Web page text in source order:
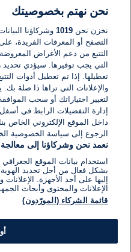
لا توجد تعليقات مكتوبة
اكتب تعليقًا جديدًا ...
نحن نهتم بخصوصيتك
نخزن نحن1019 وشركاؤنا
التصفح أو المعرفات الفريدة،
التتبع من دعم الأغراض المعروضة
التي يجب توفيرها. سيؤدي
تعطيلها. إذا تم تعطيل أدوات
والإعلانات التي تراها ذا صلة
لتغيير اختياراتك أو سحب
إدارة التفضيلات الرابط في
داخل الموقع الإلكتروني الخاص
الرجوع إلى سياسة الخصوصية
نعمد نحن وشركاؤنا إلى معالجة
استخدام بيانات الموقع
بشكل فعال من أجل تحديد
إليها على أحد الأجهزة.
الإعلانات والمحتوى وأبحاث
قائمة الشركاء (المورّدون)